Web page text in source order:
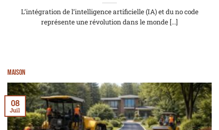
L’intégration de l’intelligence artificielle (IA) et du no code
représente une révolution dans le monde [...]
Maison
08
Juil